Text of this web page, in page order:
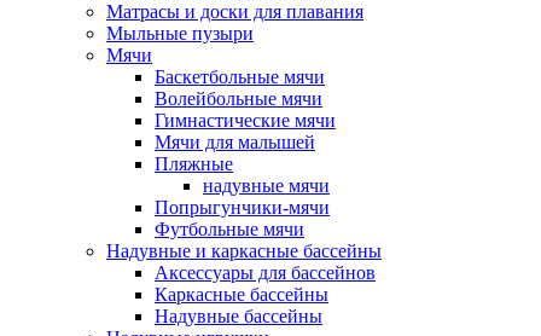
Матрасы и доски для плавания
Мыльные пузыри
Мячи
Баскетбольные мячи
Волейбольные мячи
Гимнастические мячи
Мячи для малышей
Пляжные
надувные мячи
Попрыгунчики-мячи
Футбольные мячи
Надувные и каркасные бассейны
Аксессуары для бассейнов
Каркасные бассейны
Надувные бассейны